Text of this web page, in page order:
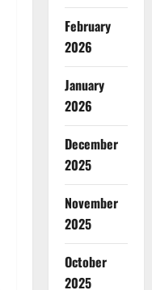
February
2026
January
2026
December
2025
November
2025
October
2025